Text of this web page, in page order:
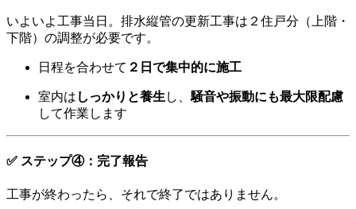
いよいよ工事当日。排水縦管の更新工事は２住戸分（上階・
下階）の調整が必要です。
日程を合わせて ２日で集中的に施工
室内は しっかりと養生 し、 騒音や振動にも最大限配慮
して作業します
✅ ステップ④：完了報告
工事が終わったら、それで終了ではありません。